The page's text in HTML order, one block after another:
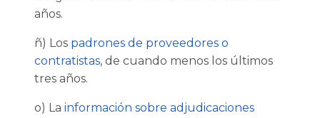
años.
ñ) Los padrones de proveedores o
contratistas, de cuando menos los últimos
tres años.
o) La información sobre adjudicaciones